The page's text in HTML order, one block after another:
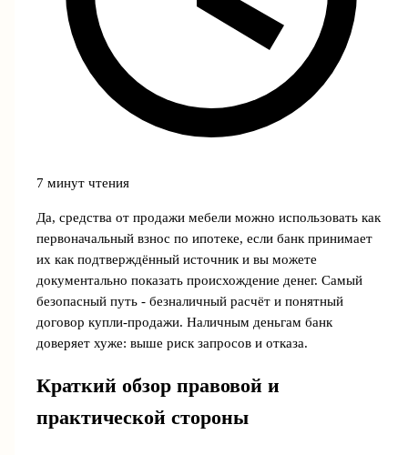
7 минут чтения
Да, средства от продажи мебели можно использовать как
первоначальный взнос по ипотеке, если банк принимает
их как подтверждённый источник и вы можете
документально показать происхождение денег. Самый
безопасный путь - безналичный расчёт и понятный
договор купли-продажи. Наличным деньгам банк
доверяет хуже: выше риск запросов и отказа.
Краткий обзор правовой и
практической стороны